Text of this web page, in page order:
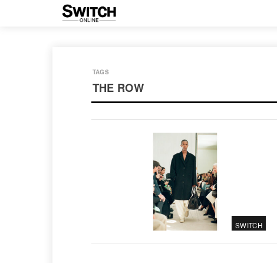
THE ROW
SWITCH